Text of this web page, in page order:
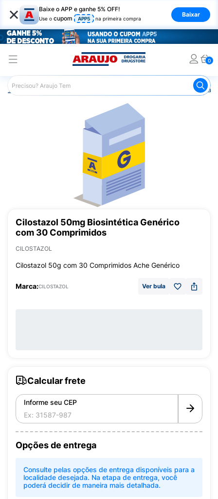
× Baixe o APP e ganhe 5% OFF!
Use o cupom APP5 na primeira compra
Baixar
0
Araujo Medicamentos Remédio para o Sistema
Cilostazol 50mg Biosintética Genérico
com 30 Comprimidos
CILOSTAZOL
Cilostazol 50g com 30 Comprimidos Ache Genérico
Marca:CILOSTAZOL Ver bula
Calcular frete
Informe seu CEP
Opções de entrega
Consulte pelas opções de entrega disponíveis para a
localidade desejada. Na etapa de entrega, você
poderá decidir de maneira mais detalhada.